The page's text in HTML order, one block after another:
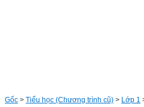
Gốc > Tiểu học (Chương trình cũ) > Lớp 1